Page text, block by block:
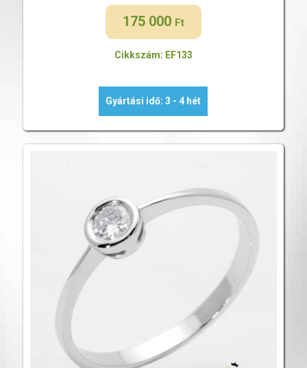
175 000 Ft
Cikkszám: EF133
Gyártási idő: 3 - 4 hét